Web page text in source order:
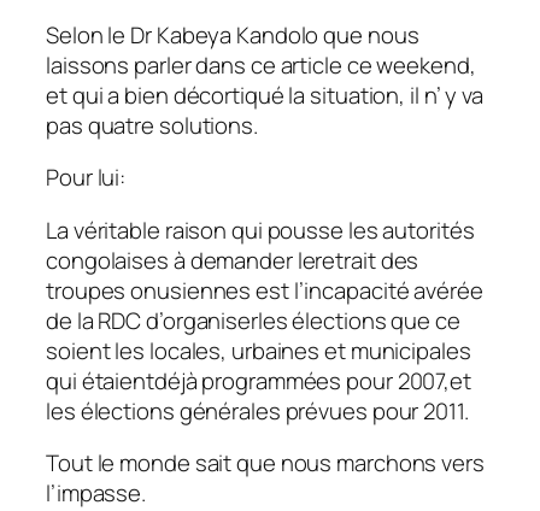
Selon le Dr Kabeya Kandolo que nous
laissons parler dans ce article ce weekend,
et qui a bien décortiqué la situation, il n’ y va
pas quatre solutions.
Pour lui:
La véritable raison qui pousse les autorités
congolaises à demander leretrait des
troupes onusiennes est l’incapacité avérée
de la RDC d’organiserles élections que ce
soient les locales, urbaines et municipales
qui étaientdéjà programmées pour 2007,et
les élections générales prévues pour 2011.
Tout le monde sait que nous marchons vers
l’impasse.